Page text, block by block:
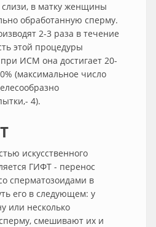
в матку женщины
обработанную сперму.
2-3 раза в течение
этой процедуры
ИСМ она достигает 20-
(максимальное число
4).
искусственного
ГИФТ - перенос
сперматозоидами в
его в следующем: у
или несколько
смешивают их и